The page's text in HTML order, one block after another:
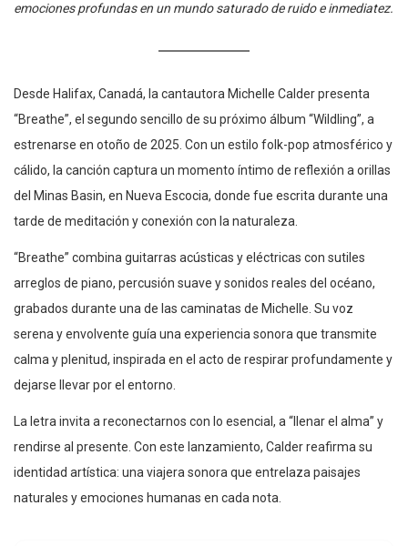
emociones profundas en un mundo saturado de ruido e inmediatez.
Desde Halifax, Canadá, la cantautora Michelle Calder presenta
“Breathe”, el segundo sencillo de su próximo álbum “Wildling”, a
estrenarse en otoño de 2025. Con un estilo folk-pop atmosférico y
cálido, la canción captura un momento íntimo de reflexión a orillas
del Minas Basin, en Nueva Escocia, donde fue escrita durante una
tarde de meditación y conexión con la naturaleza.
“Breathe” combina guitarras acústicas y eléctricas con sutiles
arreglos de piano, percusión suave y sonidos reales del océano,
grabados durante una de las caminatas de Michelle. Su voz
serena y envolvente guía una experiencia sonora que transmite
calma y plenitud, inspirada en el acto de respirar profundamente y
dejarse llevar por el entorno.
La letra invita a reconectarnos con lo esencial, a “llenar el alma” y
rendirse al presente. Con este lanzamiento, Calder reafirma su
identidad artística: una viajera sonora que entrelaza paisajes
naturales y emociones humanas en cada nota.